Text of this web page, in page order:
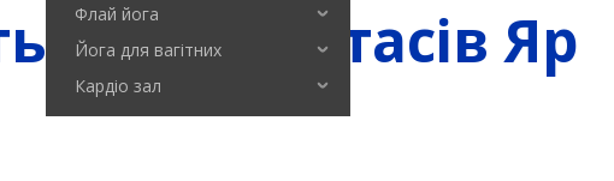
Флай йога
Йога для вагітних
Кардіо зал
Київ, Протасів Яр